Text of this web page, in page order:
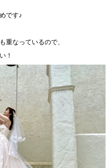
です♪
重なっているので、
！